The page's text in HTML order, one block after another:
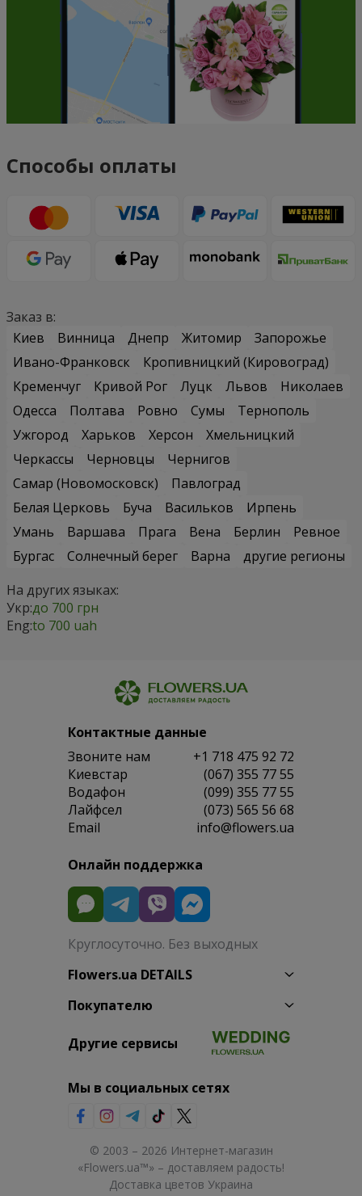
Способы оплаты
Заказ в:
Киев
Винница Днепр Житомир
Запорожье
Ивано-Франковск
Кропивницкий (Кировоград)
Кременчуг
Кривой Рог Луцк Львов
Николаев
Одесса
Полтава Ровно Сумы
Тернополь
Ужгород
Харьков Херсон
Хмельницкий
Черкассы
Черновцы
Чернигов
Самар (Новомосковск)
Павлоград
Белая Церковь
Буча Васильков
Ирпень
Умань
Варшава Прага Вена Берлин
Ревное
Бургас
Солнечный берег Варна
другие регионы
На других языках:
Укр:до 700 грн
Eng:to 700 uah
Контактные данные
Звоните нам
+1 718 475 92 72
Киевстар
(067) 355 77 55
Водафон
(099) 355 77 55
Лайфсел
(073) 565 56 68
Email
info@flowers.ua
Онлайн поддержка
Круглосуточно. Без выходных
Flowers.ua DETAILS
Покупателю
Другие сервисы
Мы в социальных сетях
© 2003 – 2026 Интернет-магазин
«Flowers.ua™» – доставляем радость!
Доставка цветов Украина